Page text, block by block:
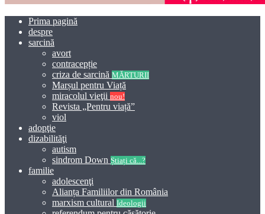
Prima pagină
despre
sarcină
avort
contracepție
criza de sarcină MĂRTURII
Marșul pentru Viață
miracolul vieţii nou!
Revista „Pentru viață”
viol
adopţie
dizabilităţi
autism
sindrom Down Știați că...?
familie
adolescenţi
Alianța Familiilor din România
marxism cultural Ideologii